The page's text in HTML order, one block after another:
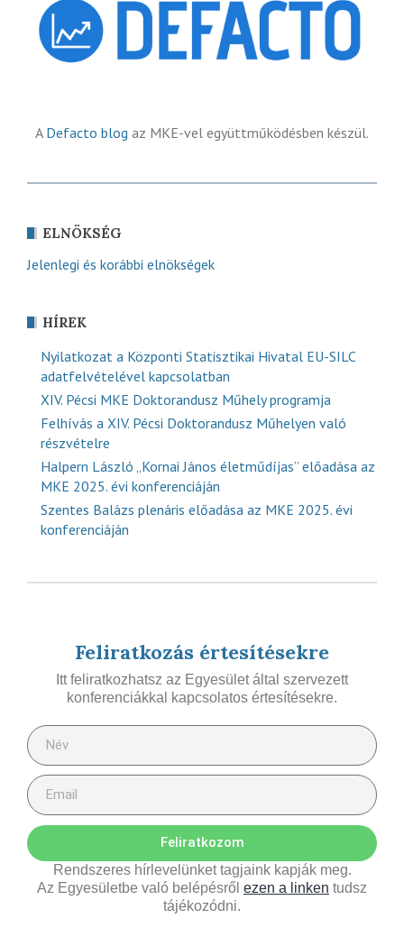
A Defacto blog az MKE-vel együttműködésben készül.
ELNÖKSÉG
Jelenlegi és korábbi elnökségek
HÍREK
Nyilatkozat a Központi Statisztikai Hivatal EU-SILC
adatfelvételével kapcsolatban
XIV. Pécsi MKE Doktorandusz Műhely programja
Felhívás a XIV. Pécsi Doktorandusz Műhelyen való
részvételre
Halpern László „Kornai János életműdíjas” előadása az
MKE 2025. évi konferenciáján
Szentes Balázs plenáris előadása az MKE 2025. évi
konferenciáján
Feliratkozás értesítésekre
Itt feliratkozhatsz az Egyesület által szervezett
konferenciákkal kapcsolatos értesítésekre.
Feliratkozom
Rendszeres hírlevelünket tagjaink kapják meg.
Az Egyesületbe való belépésről ezen a linken tudsz
tájékozódni.